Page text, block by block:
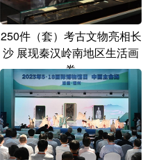
250件（套）考古文物亮相长
沙 展现秦汉岭南地区生活画
卷